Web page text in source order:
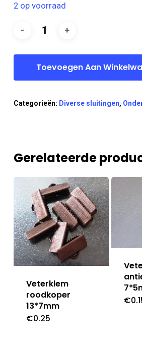
2 op voorraad
Toevoegen Aan
Categorieën: Diverse sluitingen,
Gerelateerde
Veterklem
roodkoper
13*7mm
€0.25
€